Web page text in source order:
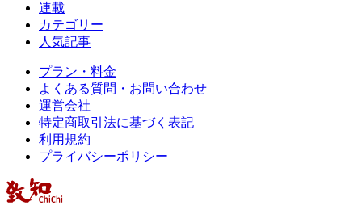
連載
カテゴリー
人気記事
プラン・料金
よくある質問・お問い合わせ
運営会社
特定商取引法に基づく表記
利用規約
プライバシーポリシー